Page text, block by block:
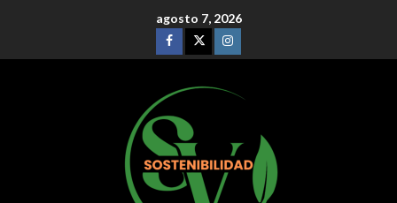
agosto 7, 2026